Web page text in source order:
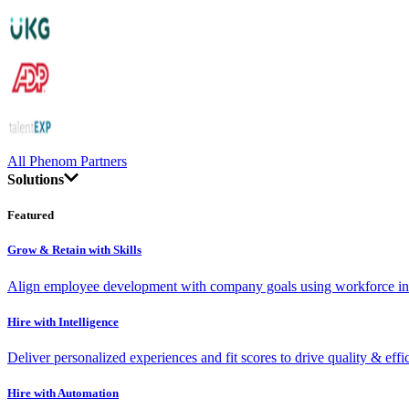
All Phenom Partners
Solutions
Featured
Grow & Retain with Skills
Align employee development with company goals using workforce
Hire with Intelligence
Deliver personalized experiences and fit scores to drive quality &
Hire with Automation